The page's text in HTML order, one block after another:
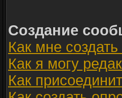
Создание
Как мне
Как я могу
Как